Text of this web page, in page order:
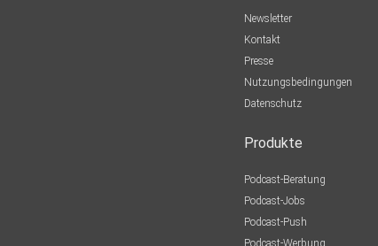
Newsletter
Kontakt
Presse
Nutzungsbedingungen
Datenschutz
Produkte
Podcast-Beratung
Podcast-Jobs
Podcast-Push
Podcast-Werbung